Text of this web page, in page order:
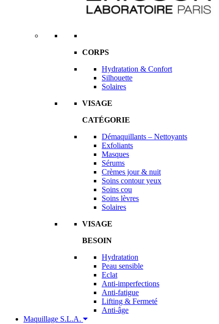
CORPS
Hydratation & Confort
Silhouette
Solaires
VISAGE
CATÉGORIE
Démaquillants – Nettoyants
Exfoliants
Masques
Sérums
Crèmes jour & nuit
Soins contour yeux
Soins cou
Soins lèvres
Solaires
VISAGE
BESOIN
Hydratation
Peau sensible
Eclat
Anti-imperfections
Anti-fatigue
Lifting & Fermeté
Anti-âge
Maquillage S.L.A.